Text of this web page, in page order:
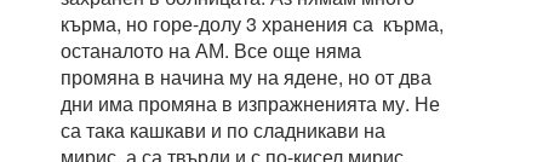
кърма, но горе-долу 3 хранения са кърма,
останалото на АМ. Все още няма
промяна в начина му на ядене, но от два
дни има промяна в изпражненията му. Не
са така кашкави и по сладникави на
мирис, а са твърди и с по-кисел мирис.